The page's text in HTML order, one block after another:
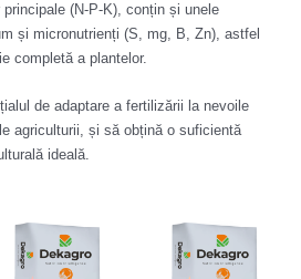
(N-P-K), conțin și unele
și micronutrienți (S, mg, B, Zn), astfel
completă a plantelor.
de adaptare a fertilizării la nevoile
agriculturii, și să obțină o suficientă
ideală.